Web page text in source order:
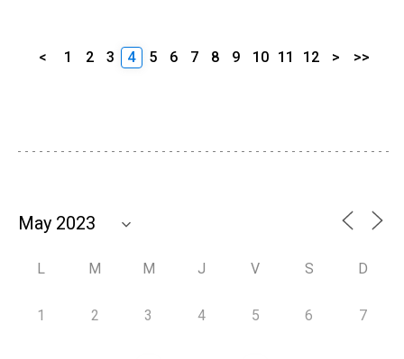
< 1 2 3 4 5 6 7 8 9 10 11 12 > >>
L M M J V S D
1 2 3 4 5 6 7